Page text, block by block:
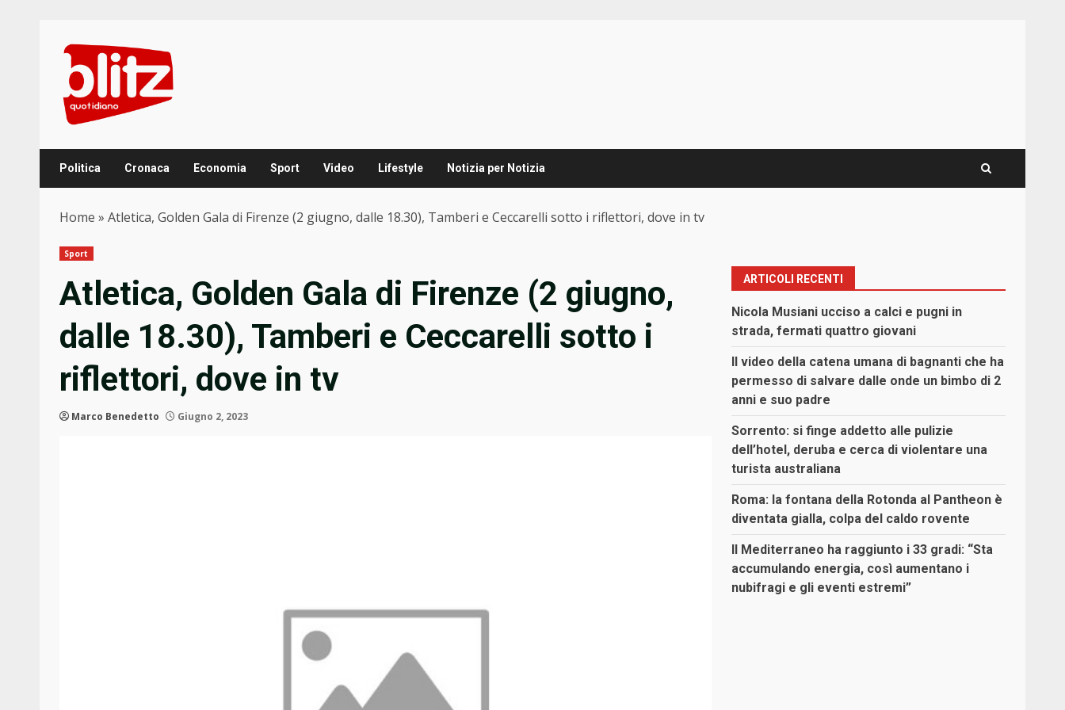
content
Politica Cronaca Economia Sport Video Lifestyle Notizia per Notizia
Home » Atletica, Golden Gala di Firenze (2 giugno, dalle 18.30), Tamberi e Ceccarelli sotto i riflettori, dove in tv
Sport
Atletica, Golden Gala di Firenze (2 giugno,
dalle 18.30), Tamberi e Ceccarelli sotto i
riflettori, dove in tv
Marco Benedetto Giugno 2, 2023
ARTICOLI RECENTI
Nicola Musiani ucciso a calci e pugni in
strada, fermati quattro giovani
Il video della catena umana di bagnanti che ha
permesso di salvare dalle onde un bimbo di 2
anni e suo padre
Sorrento: si finge addetto alle pulizie
dell’hotel, deruba e cerca di violentare una
turista australiana
Roma: la fontana della Rotonda al Pantheon è
diventata gialla, colpa del caldo rovente
Il Mediterraneo ha raggiunto i 33 gradi: “Sta
accumulando energia, così aumentano i
nubifragi e gli eventi estremi”